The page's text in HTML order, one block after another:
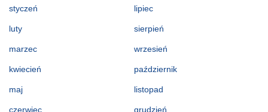
styczeń
luty
marzec
kwiecień
maj
czerwiec
lipiec
sierpień
wrzesień
październik
listopad
grudzień